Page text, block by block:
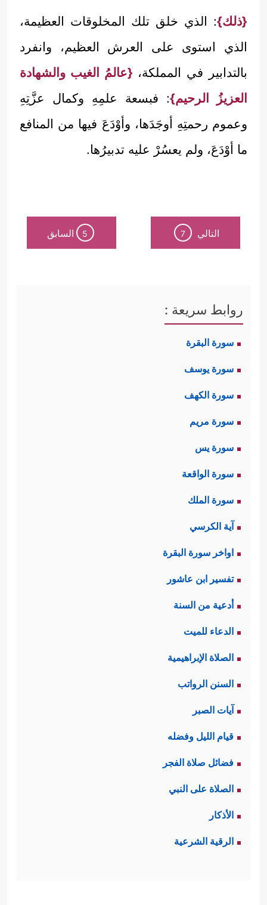
{ذلك}: الذي خلق تلك المخلوقات العظيمة،
الذي استوى على العرش العظيم، وانفرد
بالتدابير في المملكة، {عالمُ الغيب والشهادة
العزيزُ الرحيم}: فبسعة علمِهِ وكمال عزَّتِهِ
وعموم رحمتِهِ أوجَدَها، وأوْدَعَ فيها من المنافع
ما أوْدَعَ، ولم يعسُرْ عليه تدبيرُها.
التالي 7
5 السابق
روابط سريعة :
سورة البقرة
سورة يوسف
سورة الكهف
سورة مريم
سورة يس
سورة الواقعة
سورة الملك
آية الكرسي
اواخر سورة البقرة
تفسير ابن عاشور
أدعية من السنة
الدعاء للميت
الصلاة الإبراهيمية
السنن الرواتب
آيات الصبر
قيام الليل وفضله
فضائل صلاة الفجر
الصلاة على النبي
الأذكار
الرقية الشرعية